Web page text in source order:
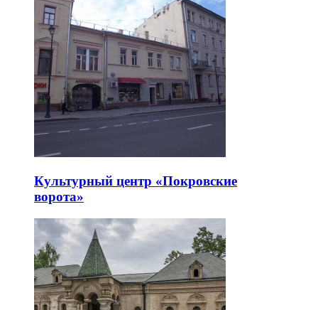
Культурный центр «Покровские
ворота»